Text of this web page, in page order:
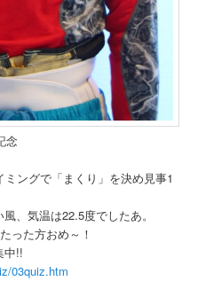
念
ングで「まくり」を決め見事1
、気温は22.5度でしたあ。
た方おめ～！
中!!
03quiz.htm